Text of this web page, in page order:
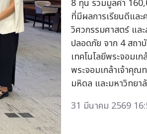
8 ทุน รวมมูลค่า
ที่มีผลการเรียนดีและ
วิศวกรรมศาสตร์ แล
ปลอดภัย จาก 4 สถา
เทคโนโลยีพระจอมเ
พระจอมเกล้าเจ้าคุณ
มหิดล และมหาวิทยา
31 มีนาคม 2569